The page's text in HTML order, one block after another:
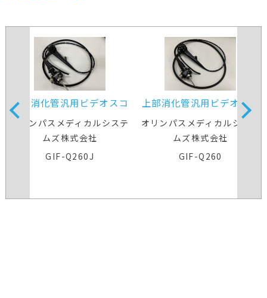
上部消化管汎用ビデオスコ
ープ
オリンパスメディカルシステ
ムズ株式会社
GIF-Q260J
上部消化管汎用ビデオスコ
ープ
オリンパスメディカルシステ
ムズ株式会社
GIF-Q260